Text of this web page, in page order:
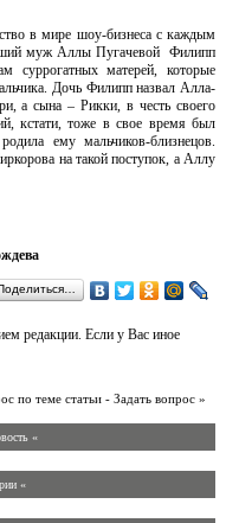
в мире шоу-бизнеса с каждым
муж Аллы Пугачевой Филипп
суррогатных матерей, которые
Дочь Филипп назвал Алла-
а сына – Рикки, в честь своего
кстати, тоже в свое время был
ему мальчиков-близнецов.
на такой поступок, а Аллу
редакции. Если у Вас иное
по теме статьи - Задать вопрос »
«
«